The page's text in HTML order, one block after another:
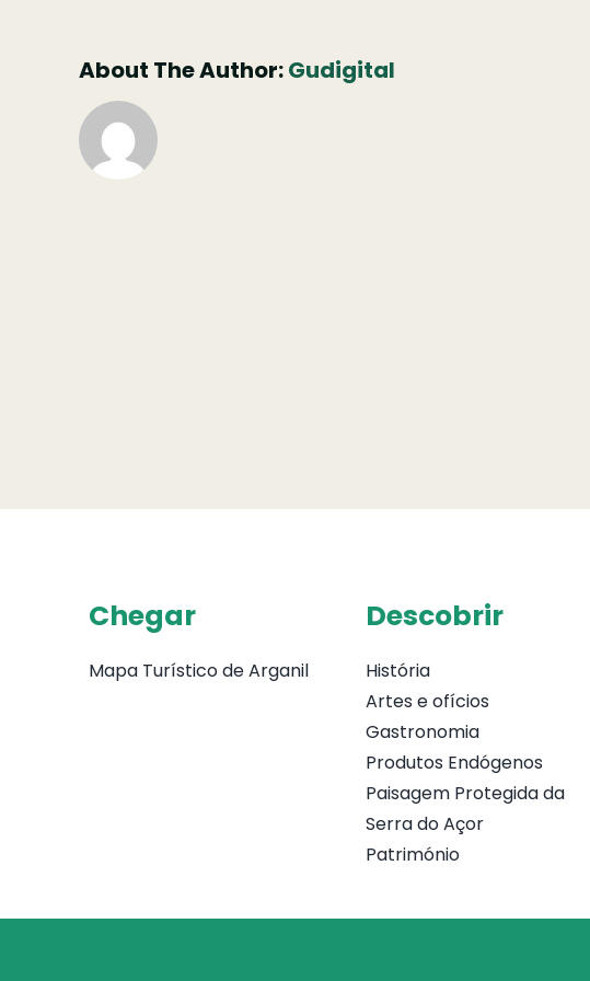
About The Author:Gudigital
Chegar
Mapa Turístico de Arganil
Descobrir
História
Artes e ofícios
Gastronomia
Produtos Endógenos
Paisagem Protegida da
Serra do Açor
Património